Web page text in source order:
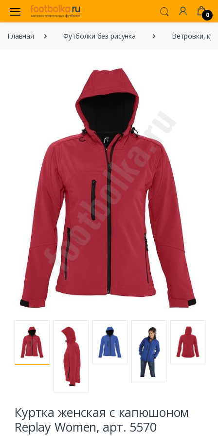
0
Главная Футболки без рисунка Ветровки,
Куртка женская с капюшоном
Replay Women, арт. 5570